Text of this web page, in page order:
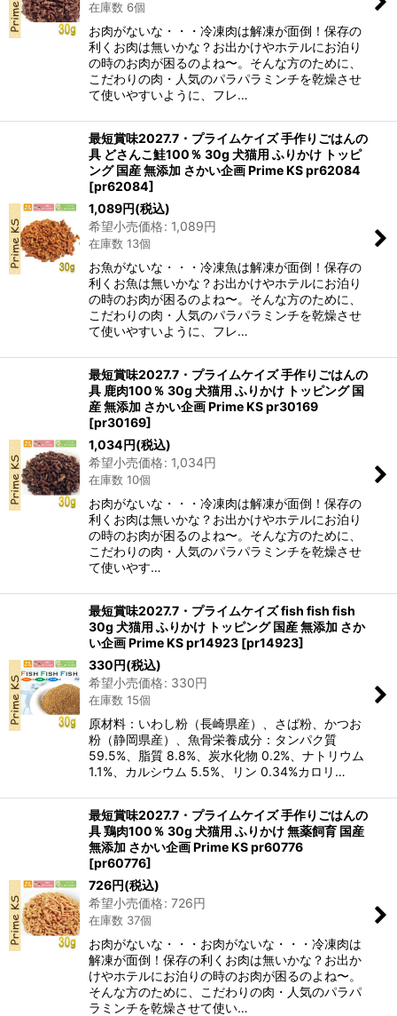
在庫数 6個
お肉がないな・・・冷凍肉は解凍が面倒！保存の
利くお肉は無いかな？お出かけやホテルにお泊り
の時のお肉が困るのよね〜。そんな方のために、
こだわりの肉・人気のパラパラミンチを乾燥させ
て使いやすいように、フレ…
最短賞味2027.7・プライムケイズ 手作りごはんの
具 どさんこ鮭100％ 30g 犬猫用 ふりかけ トッピ
ング 国産 無添加 さかい企画 Prime KS pr62084
[pr62084]
1,089円(税込)
希望小売価格: 1,089円
在庫数 13個
お魚がないな・・・冷凍魚は解凍が面倒！保存の
利くお魚は無いかな？お出かけやホテルにお泊り
の時のお肉が困るのよね〜。そんな方のために、
こだわりの肉・人気のパラパラミンチを乾燥させ
て使いやすいように、フレ…
最短賞味2027.7・プライムケイズ 手作りごはんの
具 鹿肉100％ 30g 犬猫用 ふりかけ トッピング 国
産 無添加 さかい企画 Prime KS pr30169
[pr30169]
1,034円(税込)
希望小売価格: 1,034円
在庫数 10個
お肉がないな・・・冷凍肉は解凍が面倒！保存の
利くお肉は無いかな？お出かけやホテルにお泊り
の時のお肉が困るのよね〜。そんな方のために、
こだわりの肉・人気のパラパラミンチを乾燥させ
て使いやす…
最短賞味2027.7・プライムケイズ fish fish fish
30g 犬猫用 ふりかけ トッピング 国産 無添加 さか
い企画 Prime KS pr14923 [pr14923]
330円(税込)
希望小売価格: 330円
在庫数 15個
原材料：いわし粉（長崎県産）、さば粉、かつお
粉（静岡県産）、魚骨栄養成分：タンパク質
59.5%、脂質 8.8%、炭水化物 0.2%、ナトリウム
1.1%、カルシウム 5.5%、リン 0.34%カロリ…
最短賞味2027.7・プライムケイズ 手作りごはんの
具 鶏肉100％ 30g 犬猫用 ふりかけ 無薬飼育 国産
無添加 さかい企画 Prime KS pr60776
[pr60776]
726円(税込)
希望小売価格: 726円
在庫数 37個
お肉がないな・・・お肉がないな・・・冷凍肉は
解凍が面倒！保存の利くお肉は無いかな？お出か
けやホテルにお泊りの時のお肉が困るのよね〜。
そんな方のために、こだわりの肉・人気のパラパ
ラミンチを乾燥させて使い…